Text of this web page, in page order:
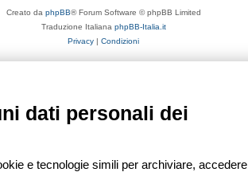
Creato da phpBB® Forum Software © phpBB Limited
Traduzione Italiana phpBB-Italia.it
Privacy | Condizioni
dati personali dei
e tecnologie simili per archiviare, accedere